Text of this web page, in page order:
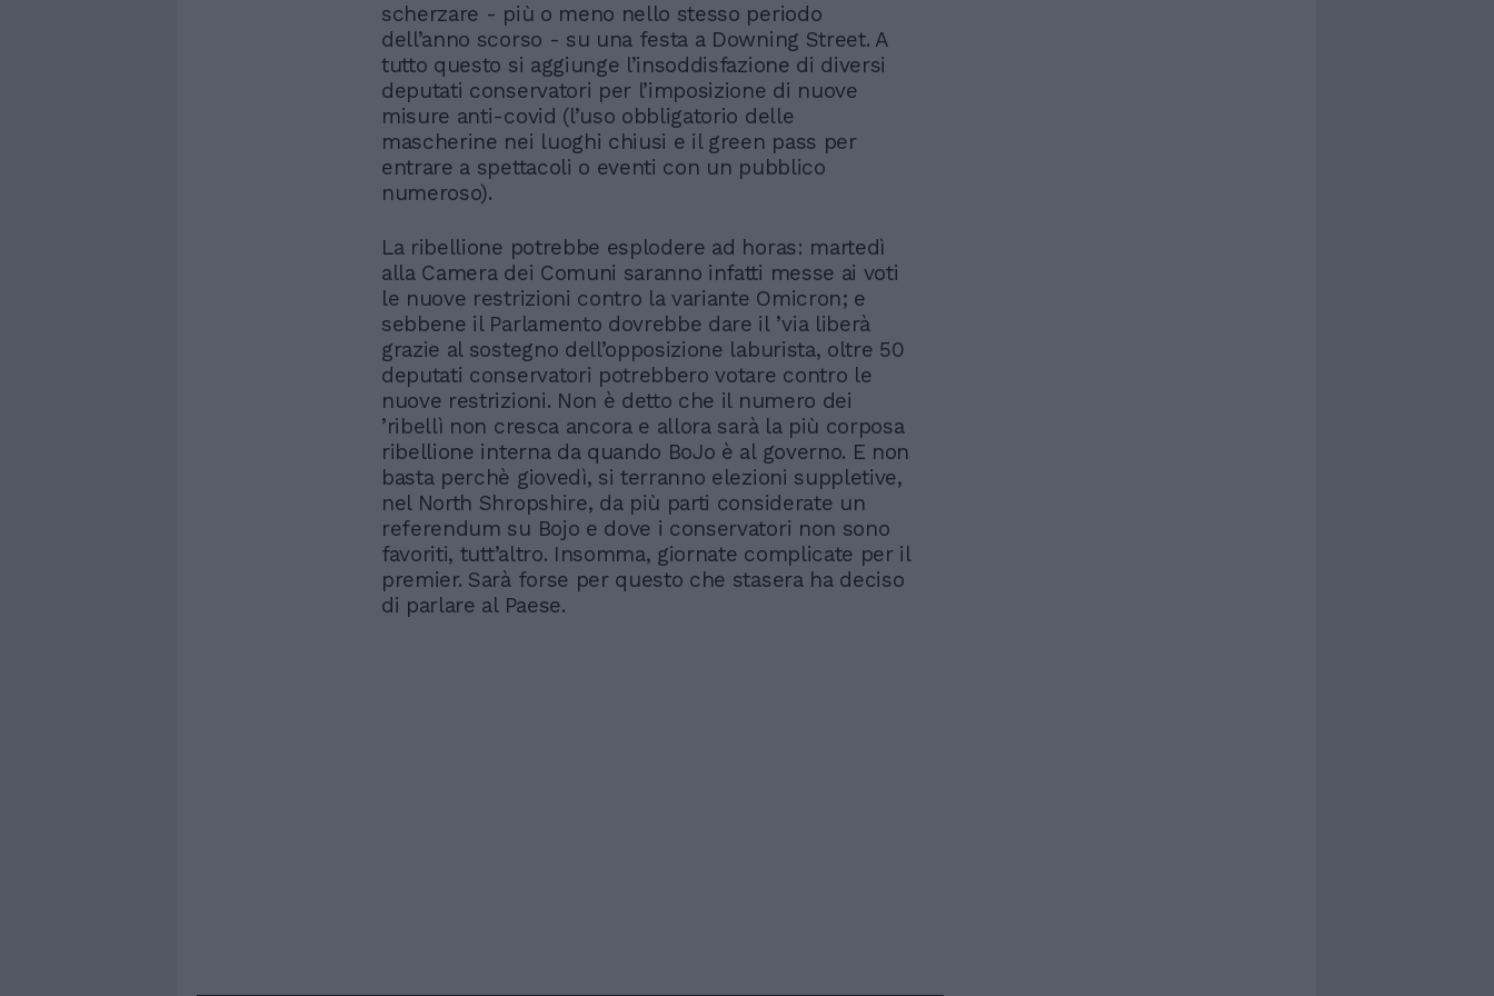
scherzare - più o meno nello stesso periodo
dell’anno scorso - su una festa a Downing Street. A
tutto questo si aggiunge l’insoddisfazione di diversi
deputati conservatori per l’imposizione di nuove
misure anti-covid (l’uso obbligatorio delle
mascherine nei luoghi chiusi e il green pass per
entrare a spettacoli o eventi con un pubblico
numeroso).
La ribellione potrebbe esplodere ad horas: martedì
alla Camera dei Comuni saranno infatti messe ai voti
le nuove restrizioni contro la variante Omicron; e
sebbene il Parlamento dovrebbe dare il ’via liberà
grazie al sostegno dell’opposizione laburista, oltre 50
deputati conservatori potrebbero votare contro le
nuove restrizioni. Non è detto che il numero dei
’ribellì non cresca ancora e allora sarà la più corposa
ribellione interna da quando BoJo è al governo. E non
basta perchè giovedì, si terranno elezioni suppletive,
nel North Shropshire, da più parti considerate un
referendum su Bojo e dove i conservatori non sono
favoriti, tutt’altro. Insomma, giornate complicate per il
premier. Sarà forse per questo che stasera ha deciso
di parlare al Paese.